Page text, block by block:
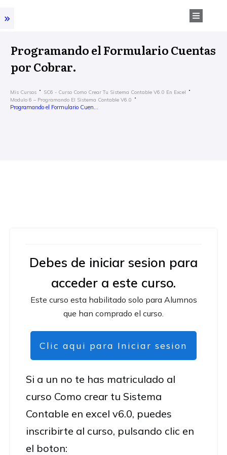
Programando el Formulario Cuentas
por Cobrar.
Mis Cursos
SC6 - Curso Como Crear Tu Sistema Contable V6.0 En Excel
Modulo 6 – Programando El Sistema Contable V6.0
Debes de iniciar sesion para
acceder a este curso.
Este curso esta habilitado solo para Alumnos
que han comprado el curso.
Clic aqui para Iniciar sesion
Si a un no te has matriculado al
curso Como crear tu Sistema
Contable en excel v6.0, puedes
inscribirte al curso, pulsando clic en
el boton: